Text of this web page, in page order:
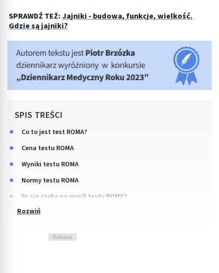
SPRAWDŹ TEŻ: Jajniki - budowa, funkcje, wielkość.
Gdzie są jajniki?
SPIS TREŚCI
Co to jest test ROMA?
Cena testu ROMA
Wyniki testu ROMA
Normy testu ROMA
Ile się czeka na wynik testu ROMA?
Reklama